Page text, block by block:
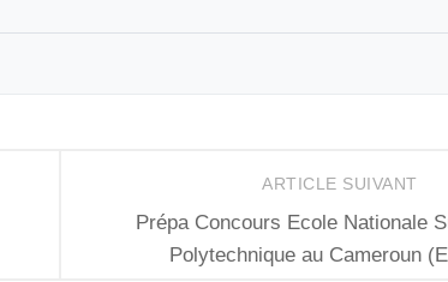
ARTICLE SUIVANT
Prépa Concours Ecole Nationale
Polytechnique au Cameroun